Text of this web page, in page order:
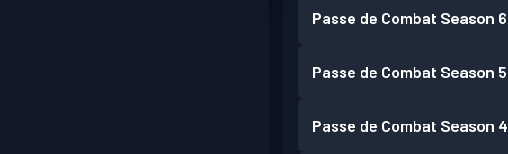
Passe de Combat Season 6
Passe de Combat Season 5
Passe de Combat Season 4